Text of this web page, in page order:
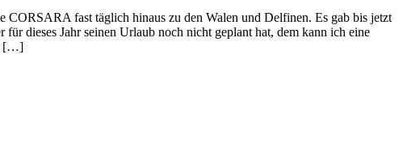
CORSARA fast täglich hinaus zu den Walen und Delfinen. Es gab bis jetzt
dieses Jahr seinen Urlaub noch nicht geplant hat, dem kann ich eine
[…]